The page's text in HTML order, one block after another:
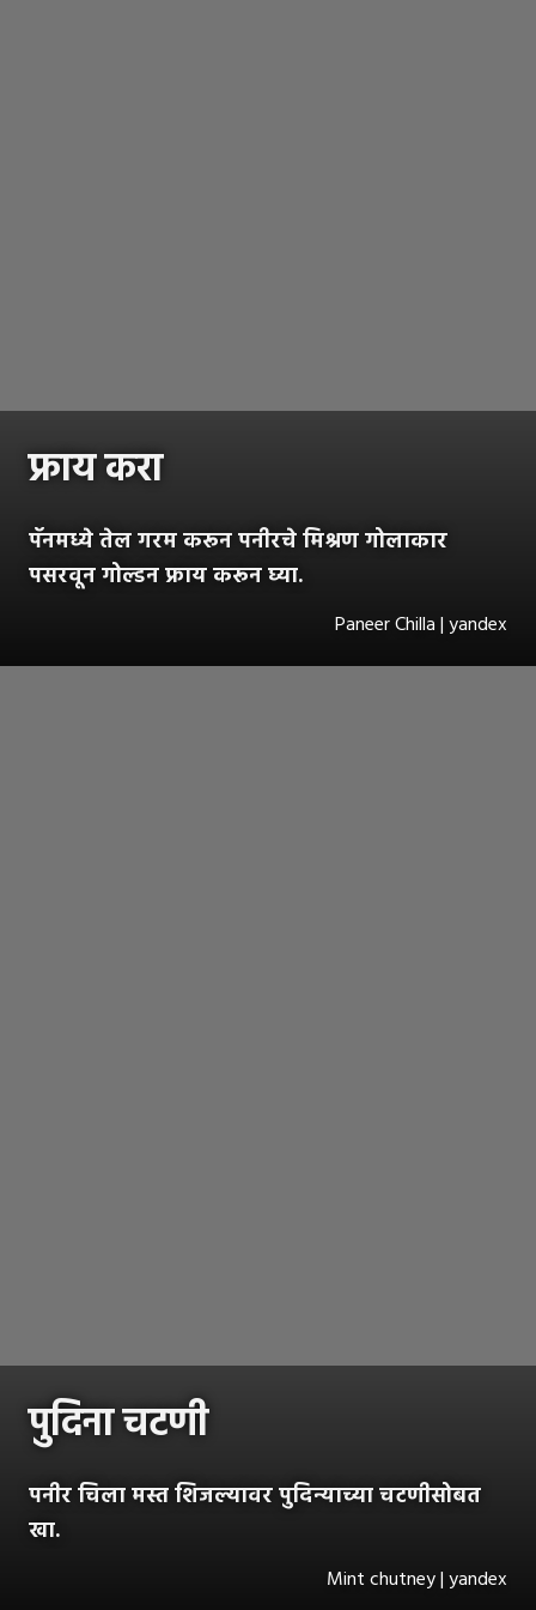
फ्राय करा
पॅनमध्ये तेल गरम करून पनीरचे मिश्रण गोलाकार
पसरवून गोल्डन फ्राय करून घ्या.
Paneer Chilla | yandex
पुदिना चटणी
पनीर चिला मस्त शिजल्यावर पुदिन्याच्या चटणीसोबत
खा.
Mint chutney | yandex